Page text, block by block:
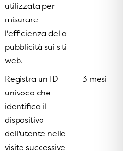
utilizzata per
misurare
l'efficienza della
pubblicità sui siti
web.
Registra un ID
univoco che
identifica il
dispositivo
dell'utente nelle
visite successive
3 mesi